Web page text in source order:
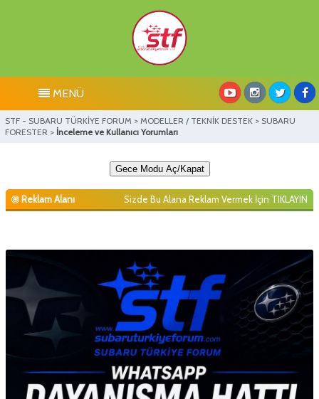
MENÜ
STF - SUBARU TÜRKİYE FORUM > MODELLER / TEKNİK DESTEK > SUBARU
FORESTER > İnceleme ve Kullanıcı Yorumları
Gece Modu Aç/Kapat
Reklam Alanı Sizde Bu Alana Reklam Vermek İçin TIKLAYIN